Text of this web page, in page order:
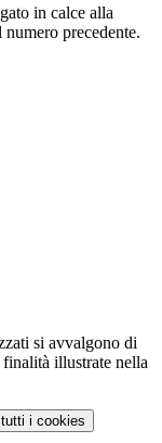
in calce alla
precedente.
si avvalgono di
illustrate nella
i cookies